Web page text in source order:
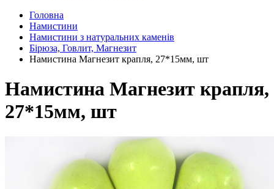
Головна
Намистини
Намистини з натуральних каменів
Бірюза, Говлит, Магнезит
Намистина Магнезит крапля, 27*15мм, шт
Намистина Магнезит крапля,
27*15мм, шт